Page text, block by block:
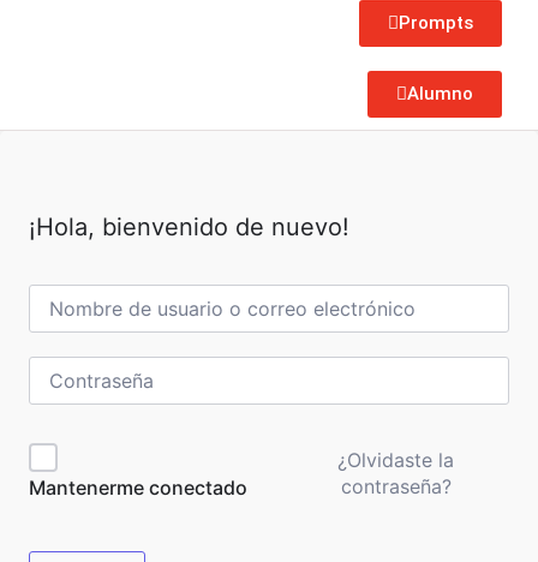
Prompts
Alumno
¡Hola, bienvenido de nuevo!
Mantenerme conectado
¿Olvidaste la
contraseña?